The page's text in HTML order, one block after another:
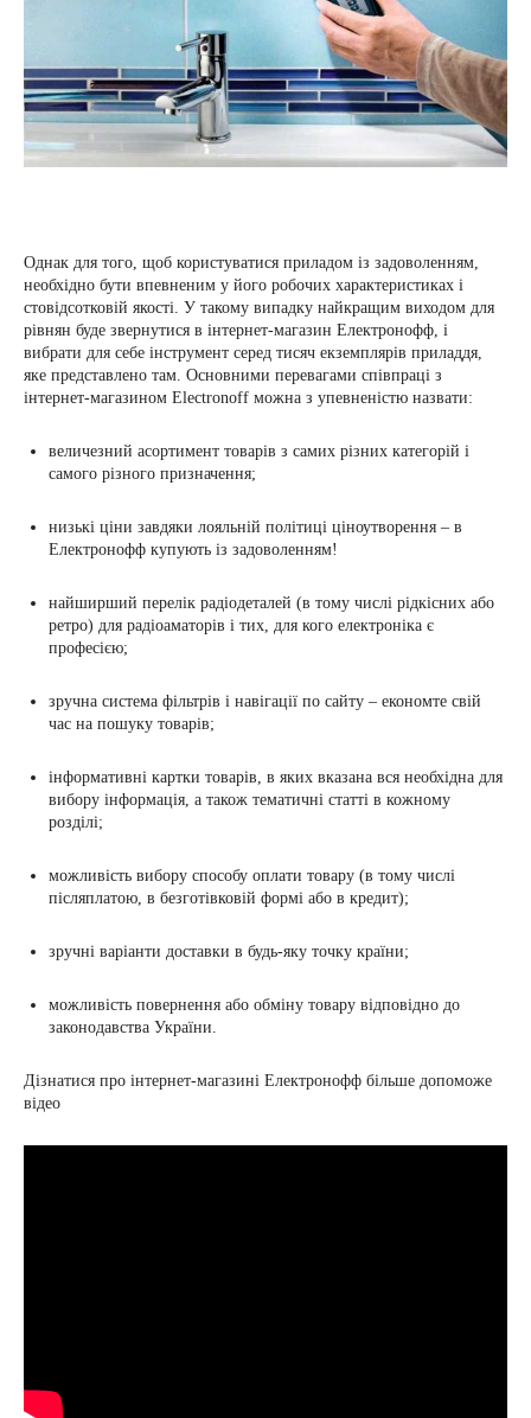
Однак для того, щоб користуватися приладом із задоволенням,
необхідно бути впевненим у його робочих характеристиках і
стовідсотковій якості. У такому випадку найкращим виходом для
рівнян буде звернутися в інтернет-магазин Електронофф, і
вибрати для себе інструмент серед тисяч екземплярів приладдя,
яке представлено там. Основними перевагами співпраці з
інтернет-магазином Electronoff можна з упевненістю назвати:
величезний асортимент товарів з самих різних категорій і
самого різного призначення;
низькі ціни завдяки лояльній політиці ціноутворення – в
Електронофф купують із задоволенням!
найширший перелік радіодеталей (в тому числі рідкісних або
ретро) для радіоаматорів і тих, для кого електроніка є
професією;
зручна система фільтрів і навігації по сайту – економте свій
час на пошуку товарів;
інформативні картки товарів, в яких вказана вся необхідна для
вибору інформація, а також тематичні статті в кожному
розділі;
можливість вибору способу оплати товару (в тому числі
післяплатою, в безготівковій формі або в кредит);
зручні варіанти доставки в будь-яку точку країни;
можливість повернення або обміну товару відповідно до
законодавства України.
Дізнатися про інтернет-магазині Електронофф більше допоможе
відео